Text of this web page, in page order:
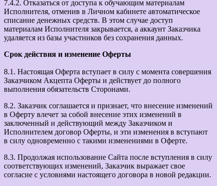
7.4.2. Отказаться от доступа к обучающим материалам
Исполнителя, отменив в Личном кабинете автоматическое
списание денежных средств. В этом случае доступ
материалам Исполнителя закрывается, а аккаунт Заказчика
удаляется из базы участников без сохранения данных.
Срок действия и изменение Оферты
8.1. Настоящая Оферта вступает в силу с момента совершения
Заказчиком Акцепта Оферты и действует до полного
выполнения обязательств Сторонами.
8.2. Заказчик соглашается и признает, что внесение изменений
в Оферту влечет за собой внесение этих изменений в
заключенный и действующий между Заказчиком и
Исполнителем договор Оферты, и эти изменения в вступают
в силу одновременно с такими изменениями в Оферте.
8.3. Продолжая использование Сайта после вступления в силу
соответствующих изменений, Заказчик выражает свое
согласие с условиями настоящего договора в новой редакции.